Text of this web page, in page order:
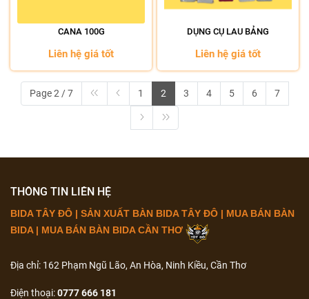
CANA 100G
Liên hệ giá tốt
DỤNG CỤ LAU BẢNG
Liên hệ giá tốt
Page 2 / 7 1 2 3 4 5 6 7
THÔNG TIN LIÊN HỆ
BIDA TÂY ĐÔ | SẢN XUẤT BÀN BIDA TÂY ĐÔ | MUA BÁN BÀN
BIDA | MUA BÁN BÀN BIDA CẦN THƠ
Địa chỉ: 162 Phạm Ngũ Lão, An Hòa, Ninh Kiều, Cần Thơ
Điện thoại:0777 666 181